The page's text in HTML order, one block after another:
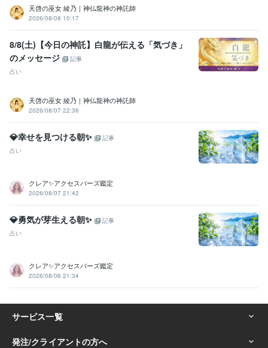
天啓の巫女 綾乃｜神仏龍神の神託師
2026/08/08 10:17
8/8(土)【今日の神託】白龍が伝える「気づき」
のメッセージ
記事
占い
天啓の巫女 綾乃｜神仏龍神の神託師
2026/08/07 22:36
💎幸せを見つける朝✨
記事
占い
クレア✨アクセスバーズ鑑定
2026/08/07 21:42
💎勇気が芽生える朝✨
記事
占い
クレア✨アクセスバーズ鑑定
2026/08/06 21:34